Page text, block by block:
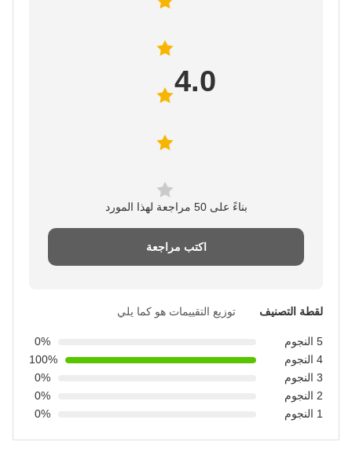
4.0
بناءً على 50 مراجعة لهذا المورد
اكتب مراجعة
لقطة التصنيف توزيع التقييمات هو كما يلي
5 النجوم
0%
4 النجوم
100%
3 النجوم
0%
2 النجوم
0%
1 النجوم
0%